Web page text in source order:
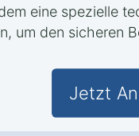
eine spezielle
um den sicheren
Jetzt